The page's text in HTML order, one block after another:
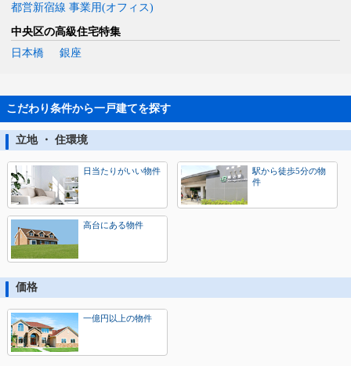
都営新宿線 事業用(オフィス)
中央区の高級住宅特集
日本橋
銀座
こだわり条件から一戸建てを探す
立地 ・ 住環境
日当たりがいい物件
駅から徒歩5分の物
件
高台にある物件
価格
一億円以上の物件